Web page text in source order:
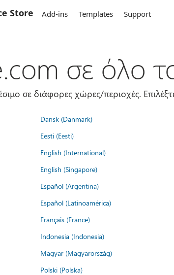
Store Add-ins Templates Support
σε όλο
σε διάφορες χώρες/περιοχές.
Dansk (Danmark)
Eesti (Eesti)
English (International)
English (Singapore)
Español (Argentina)
Español (Latinoamérica)
Français (France)
Indonesia (Indonesia)
Magyar (Magyarország)
Polski (Polska)